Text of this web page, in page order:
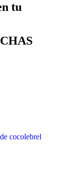
tu
cocolebrel